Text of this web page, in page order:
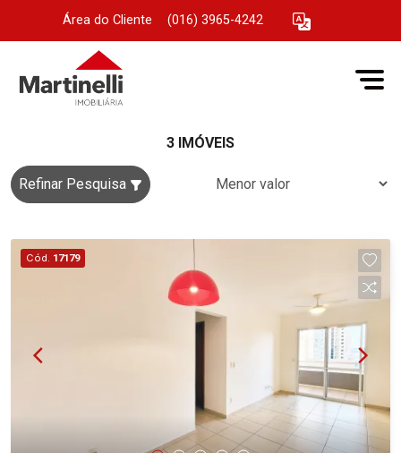
Área do Cliente (016) 3965-4242
3 IMÓVEIS
Refinar Pesquisa
Cód. 17179